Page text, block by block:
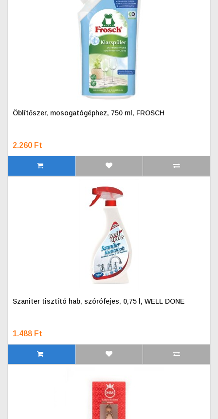
Öblítőszer, mosogatógéphez, 750 ml, FROSCH
2.260 Ft
Szaniter tisztító hab, szórófejes, 0,75 l, WELL DONE
1.488 Ft